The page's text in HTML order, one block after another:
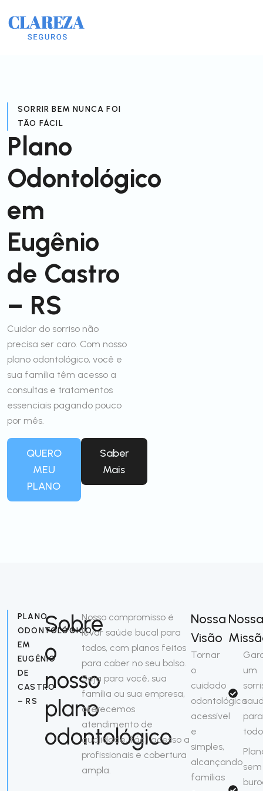
SORRIR BEM NUNCA FOI
TÃO FÁCIL
Plano
Odontológico
em
Eugênio
de Castro
– RS
Cuidar do sorriso não
precisa ser caro. Com nosso
plano odontológico, você e
sua família têm acesso a
consultas e tratamentos
essenciais pagando pouco
por mês.
QUERO
MEU
PLANO
Saber
Mais
PLANO
ODONTOLÓGICO
EM
EUGÊNIO
DE
CASTRO
– RS
Sobre
o
nosso
plano
odontológico
Nosso compromisso é
levar saúde bucal para
todos, com planos feitos
para caber no seu bolso.
Seja para você, sua
família ou sua empresa,
oferecemos
atendimento de
qualidade, fácil acesso a
profissionais e cobertura
ampla.
Nossa
Visão
Tornar
o
cuidado
odontológico
acessível
e
simples,
alcançando
famílias
Nossa
um
para
sem